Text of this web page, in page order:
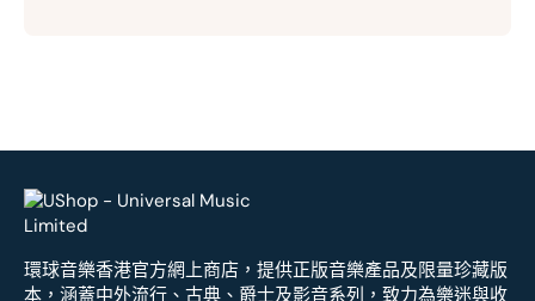
環球音樂香港官方網上商店，提供正版音樂產品及限量珍藏版
本，涵蓋中外流行、古典、爵士及影音系列，致力為樂迷與收